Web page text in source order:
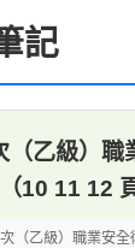
記
（乙級）職
10 11 12
（乙級）職業安